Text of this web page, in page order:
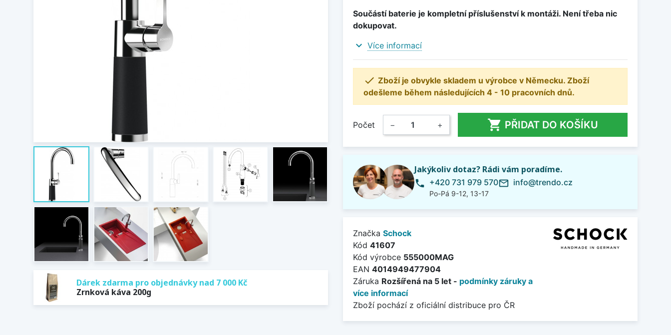
Dárek zdarma pro objednávky nad 7 000 Kč
Zrnková káva 200g
Součástí baterie je kompletní příslušenství k montáži. Není třeba nic
dokupovat.
expand_more Více informací
 Zboží je obvykle skladem u výrobce v Německu. Zboží
odešleme během následujících 4 - 10 pracovních dnů.
Počet − +  PŘIDAT DO KOŠÍKU
Jakýkoliv dotaz? Rádi vám poradíme.
phone +420 731 979 570
Po-Pá 9-12, 13-17
mail_outline info@trendo.cz
Značka Schock
Kód 41607
Kód výrobce 555000MAG
EAN 4014949477904
Záruka Rozšířená na 5 let - podmínky záruky a
více informací
Zboží pochází z oficiální distribuce pro ČR